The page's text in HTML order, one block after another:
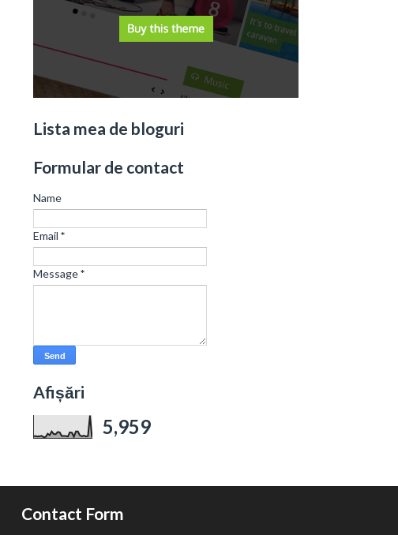
Lista mea de bloguri
Formular de contact
Name
Email *
Message*
Afișări
5,959
Contact Form